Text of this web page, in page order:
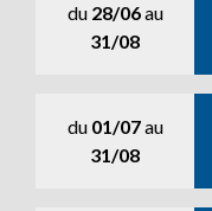
du 28/06au
31/08
du 01/07au
31/08